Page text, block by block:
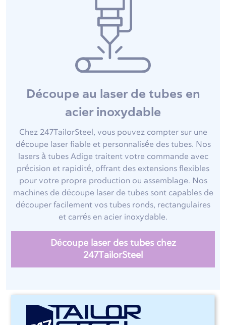
Découpe au laser de tubes en
acier inoxydable
Chez 247TailorSteel, vous pouvez compter sur une
découpe laser fiable et personnalisée des tubes. Nos
lasers à tubes Adige traitent votre commande avec
précision et rapidité, offrant des extensions flexibles
pour votre propre production ou assemblage. Nos
machines de découpe laser de tubes sont capables de
découper facilement vos tubes ronds, rectangulaires
et carrés en acier inoxydable.
Découpe laser des tubes chez
247TailorSteel